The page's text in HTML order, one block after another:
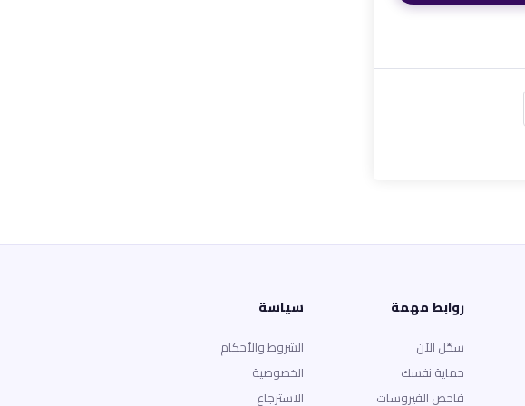
روابط مهمة
سجّل الآن
حماية نفسك
فاحص الفيروسات
سياسة
الشروط والأحكام
الخصوصية
الاسترجاع